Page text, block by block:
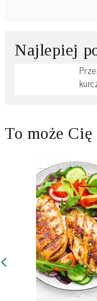
Najlepiej
To może